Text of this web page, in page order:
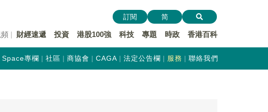
財經速遞 投資 港股100強 科技 專題 時政 香港百科
訂閱 简
專欄 社區 商協會 CAGA 法定公告欄 服務 聯絡我們